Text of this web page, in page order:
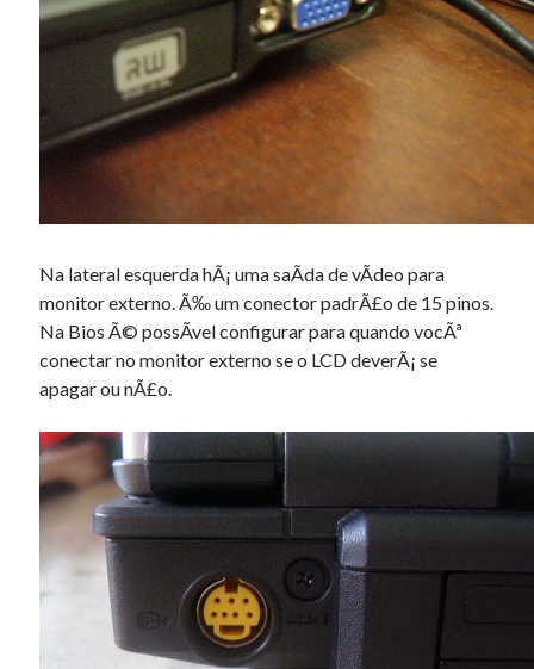
Na lateral esquerda hÃ¡ uma saÃ­da de vÃ­deo para
monitor externo. Ã‰ um conector padrÃ£o de 15 pinos.
Na Bios Ã© possÃ­vel configurar para quando vocÃª
conectar no monitor externo se o LCD deverÃ¡ se
apagar ou nÃ£o.